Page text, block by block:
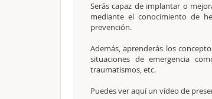
Serás capaz de implantar o
mediante el conocimiento de
prevención.
Además, aprenderás los
situaciones de emergencia
traumatismos, etc.
Puedes ver aquí un vídeo de